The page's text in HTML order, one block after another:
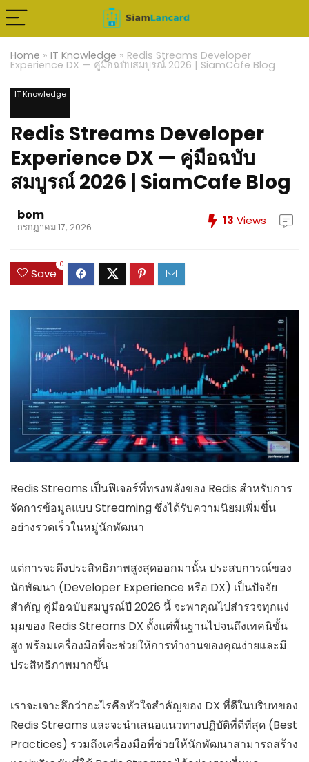
Home » IT Knowledge » Redis Streams Developer
Experience DX — คู่มือฉบับสมบูรณ์ 2026 | SiamCafe Blog
IT Knowledge
Redis Streams Developer
Experience DX — คู่มือฉบับ
สมบูรณ์ 2026 | SiamCafe Blog
bom
กรกฎาคม 17, 2026 13 Views
Save
0
Redis Streams เป็นฟีเจอร์ที่ทรงพลังของ Redis สำหรับการ
จัดการข้อมูลแบบ Streaming ซึ่งได้รับความนิยมเพิ่มขึ้น
อย่างรวดเร็วในหมู่นักพัฒนา
แต่การจะดึงประสิทธิภาพสูงสุดออกมานั้น ประสบการณ์ของ
นักพัฒนา (Developer Experience หรือ DX) เป็นปัจจัย
สำคัญ คู่มือฉบับสมบูรณ์ปี 2026 นี้ จะพาคุณไปสำรวจทุกแง่
มุมของ Redis Streams DX ตั้งแต่พื้นฐานไปจนถึงเทคนิขั้น
สูง พร้อมเครื่องมือที่จะช่วยให้การทำงานของคุณง่ายและมี
ประสิทธิภาพมากขึ้น
เราจะเจาะลึกว่าอะไรคือหัวใจสำคัญของ DX ที่ดีในบริบทของ
Redis Streams และจะนำเสนอแนวทางปฏิบัติที่ดีที่สุด (Best
Practices) รวมถึงเครื่องมือที่ช่วยให้นักพัฒนาสามารถสร้าง